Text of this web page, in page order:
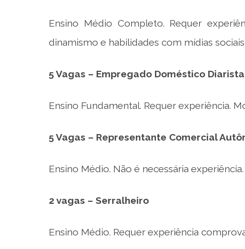
Ensino Médio Completo. Requer
dinamismo e habilidades com mídias
5 Vagas – Empregado Doméstico Diarista
Ensino Fundamental. Requer experiência.
5 Vagas – Representante Comercial
Ensino Médio. Não é necessária experiência.
2 vagas – Serralheiro
Ensino Médio. Requer experiência